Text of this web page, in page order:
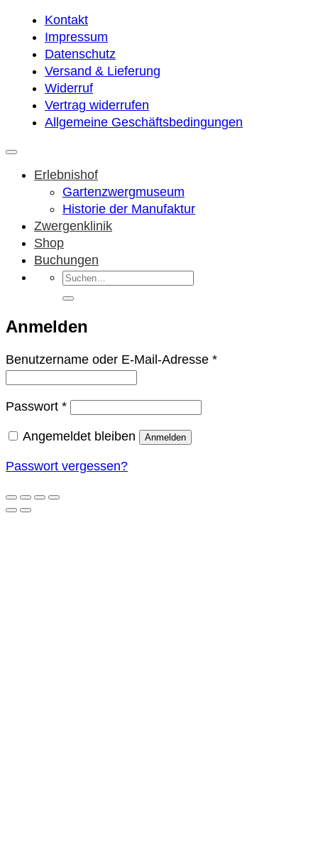
Kontakt
Impressum
Datenschutz
Versand & Lieferung
Widerruf
Vertrag widerrufen
Allgemeine Geschäftsbedingungen
Erlebnishof
Gartenzwergmuseum
Historie der Manufaktur
Zwergenklinik
Shop
Buchungen
Suchen
nach:
Anmelden
Benutzername oder E-Mail-Adresse *Erforderlich
Passwort *Erforderlich
Angemeldet bleiben Anmelden
Passwort vergessen?